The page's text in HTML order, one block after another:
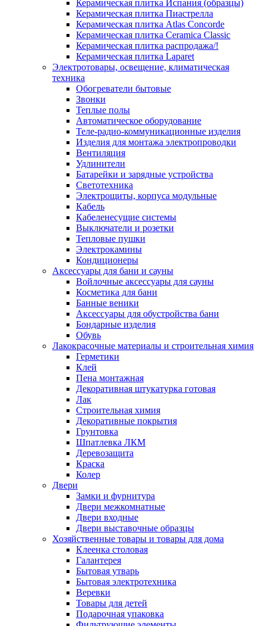
Керамическая плитка Испания (образцы)
Керамическая плитка Пиастрелла
Керамическая плитка Atlas Concorde
Керамическая плитка Ceramica Classic
Керамическая плитка распродажа/!
Керамическая плитка Laparet
Электротовары, освещение, климатическая
техника
Обогреватели бытовые
Звонки
Теплые полы
Автоматическое оборудование
Теле-радио-коммуникационные изделия
Изделия для монтажа электропроводки
Вентиляция
Удлинители
Батарейки и зарядные устройства
Светотехника
Электрощиты, корпуса модульные
Кабель
Кабеленесущие системы
Выключатели и розетки
Тепловые пушки
Электрокамины
Кондиционеры
Аксессуары для бани и сауны
Войлочные аксессуары для сауны
Косметика для бани
Банные веники
Аксессуары для обустройства бани
Бондарные изделия
Обувь
Лакокрасочные материалы и строительная химия
Герметики
Клей
Пена монтажная
Декоративная штукатурка готовая
Лак
Строительная химия
Декоративные покрытия
Грунтовка
Шпатлевка ЛКМ
Деревозащита
Краска
Колер
Двери
Замки и фурнитура
Двери межкомнатные
Двери входные
Двери выставочные образцы
Хозяйственные товары и товары для дома
Клеенка столовая
Галантерея
Бытовая утварь
Бытовая электротехника
Веревки
Товары для детей
Подарочная упаковка